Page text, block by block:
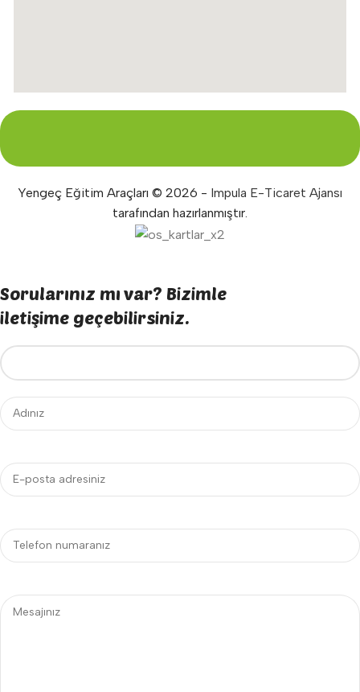
Yengeç Eğitim Araçları © 2026 - Impula E-Ticaret Ajansı
tarafından hazırlanmıştır.
Sorularınız mı var? Bizimle
iletişime geçebilirsiniz.